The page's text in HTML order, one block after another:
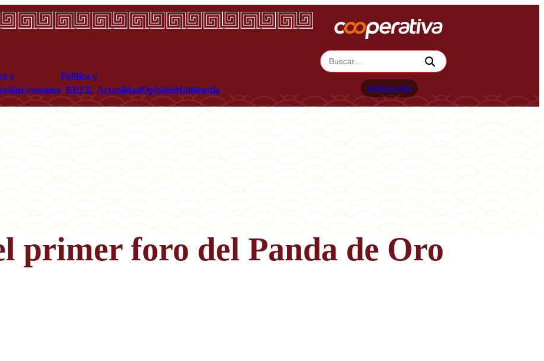
y
Economía
Política y
RREE ActualidadOpiniónMultimedia Radio en Vivo
primer foro del Panda de Oro